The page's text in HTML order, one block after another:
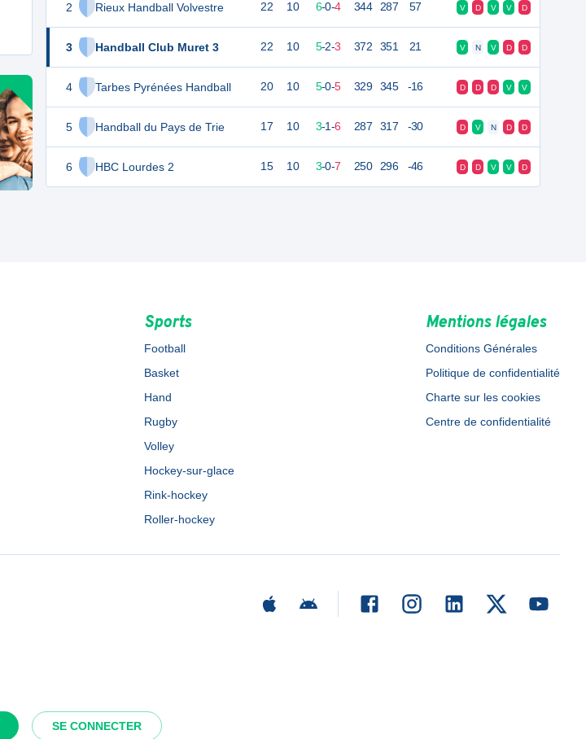
SE CONNECTER
2 Rieux Handball Volvestre
3 Handball Club Muret 3
4 Tarbes Pyrénées Handball
5 Handball du Pays de Trie
6 HBC Lourdes 2
22 10 6-0-4 344 287 57 V D V V D
22 10 5-2-3 372 351 21 V N V D D
20 10 5-0-5 329 345 -16 D D D V V
17 10 3-1-6 287 317 -30 D V N D D
15 10 3-0-7 250 296 -46 D D V V D
Sports
Football
Basket
Hand
Rugby
Volley
Hockey-sur-glace
Rink-hockey
Roller-hockey
Mentions légales
Conditions Générales
Politique de confidentialité
Charte sur les cookies
Centre de confidentialité